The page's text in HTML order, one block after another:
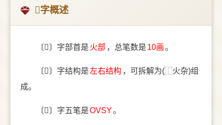
𰞗字概述
〔𰞗〕字部首是 ⽕部 ，总笔数是 10画。
〔𰞗〕字结构是 左右结构 ，可拆解为(⿰火杂)组
成。
〔𰞗〕字五笔是OVSY。